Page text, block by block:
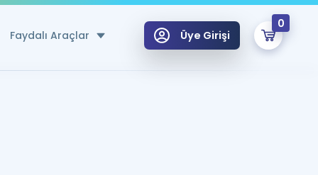
Faydalı Araçlar Üye Girişi
0